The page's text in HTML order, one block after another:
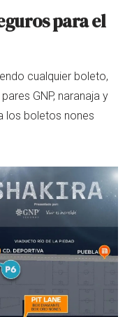
para el
cualquier boleto,
GNP, naranaja y
los boletos nones